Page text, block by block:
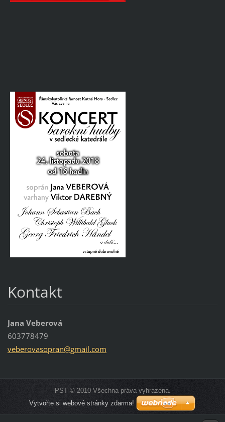
Kontakt
Jana Veberová
603778479
veberovasopran@gmail.com
PST © 2010 Všechna práva vyhrazena.
Vytvořte si webové stránky zdarma!